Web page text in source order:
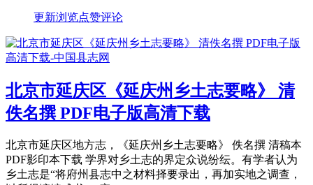
更新浏览点赞评论
北京市延庆区《延庆州乡土志要略》 清
佚名撰 PDF电子版高清下载
北京市延庆区地方志，《延庆州乡土志要略》 佚名撰 清稿本
PDF影印本下载 学界对乡土志的界定众说纷纭。有学者认为
乡土志是“将府州县志中之材料择要录出，再加实地之调查，